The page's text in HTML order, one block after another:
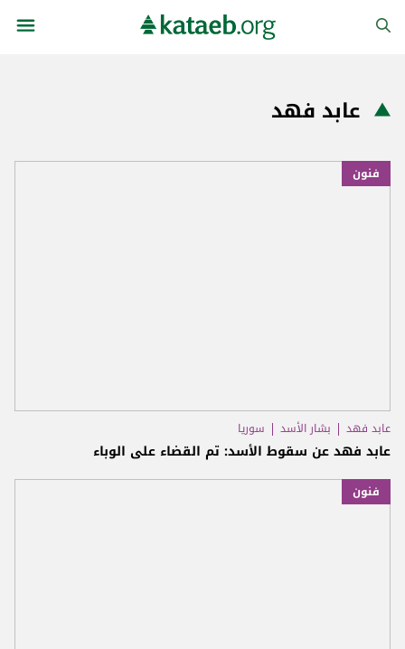
عابد فهد
فنون
عابد فهد بشار الأسد سوريا
عابد فهد عن سقوط الأسد: تم القضاء على الوباء
فنون